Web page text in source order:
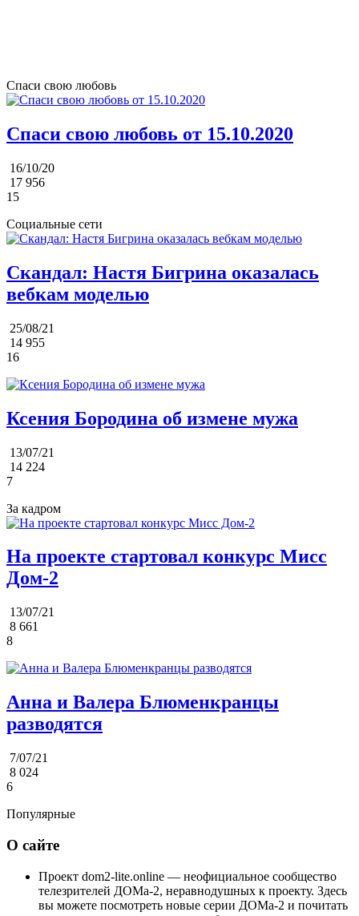
Спаси свою любовь
Спаси свою любовь от 15.10.2020
16/10/20
17 956
15
Социальные сети
Скандал: Настя Бигрина оказалась
вебкам моделью
25/08/21
14 955
16
Ксения Бородина об измене мужа
13/07/21
14 224
7
За кадром
На проекте стартовал конкурс Мисс
Дом-2
13/07/21
8 661
8
Анна и Валера Блюменкранцы
разводятся
7/07/21
8 024
6
Популярные
О сайте
Проект dom2-lite.online — неофициальное сообщество
телезрителей ДОМа-2, неравнодушных к проекту. Здесь
вы можете посмотреть новые серии ДОМа-2 и почитать